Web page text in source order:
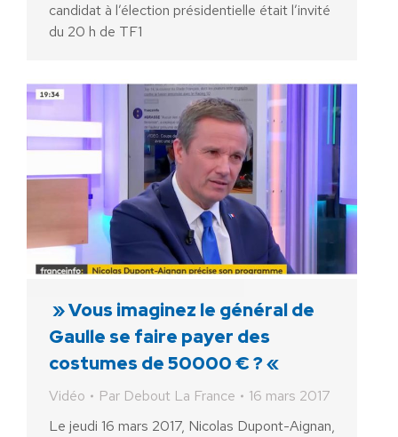
candidat à l’élection présidentielle était l’invité
du 20 h de TF1
» Vous imaginez le général de
Gaulle se faire payer des
costumes de 50000 € ? «
Vidéo Par Debout La France
16 mars 2017
Le jeudi 16 mars 2017, Nicolas Dupont-Aignan,